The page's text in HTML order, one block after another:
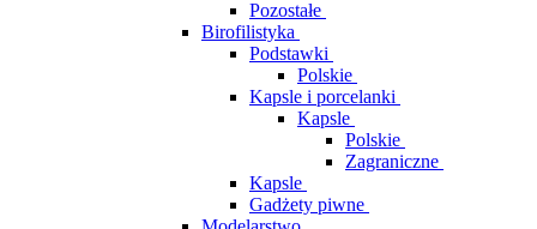
Pozostałe
Birofilistyka
Podstawki
Polskie
Kapsle i porcelanki
Kapsle
Polskie
Zagraniczne
Kapsle
Gadżety piwne